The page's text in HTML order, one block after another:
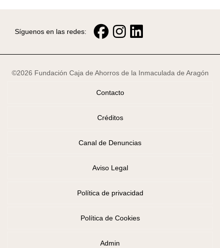
Síguenos en las redes:
©2026 Fundación Caja de Ahorros de la Inmaculada de Aragón
Contacto
Créditos
Canal de Denuncias
Aviso Legal
Política de privacidad
Política de Cookies
Admin